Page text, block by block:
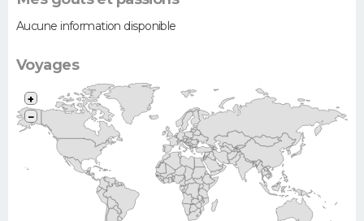
Aucune information disponible
Voyages
+
−